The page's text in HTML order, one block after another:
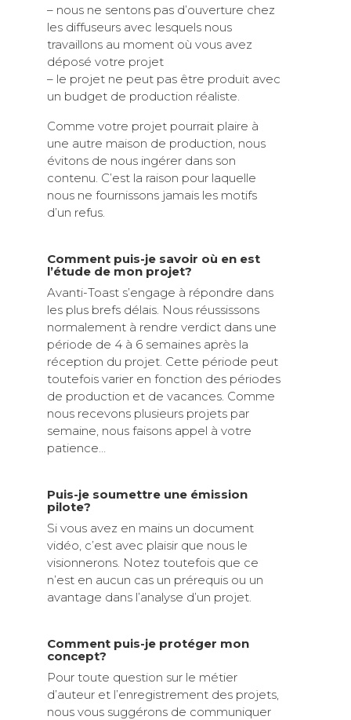
– nous ne sentons pas d’ouverture chez
les diffuseurs avec lesquels nous
travaillons au moment où vous avez
déposé votre projet
– le projet ne peut pas être produit avec
un budget de production réaliste.
Comme votre projet pourrait plaire à
une autre maison de production, nous
évitons de nous ingérer dans son
contenu. C’est la raison pour laquelle
nous ne fournissons jamais les motifs
d’un refus.
Comment puis-je savoir où en est
l’étude de mon projet?
Avanti-Toast s’engage à répondre dans
les plus brefs délais. Nous réussissons
normalement à rendre verdict dans une
période de 4 à 6 semaines après la
réception du projet. Cette période peut
toutefois varier en fonction des périodes
de production et de vacances. Comme
nous recevons plusieurs projets par
semaine, nous faisons appel à votre
patience…
Puis-je soumettre une émission
pilote?
Si vous avez en mains un document
vidéo, c’est avec plaisir que nous le
visionnerons. Notez toutefois que ce
n’est en aucun cas un prérequis ou un
avantage dans l’analyse d’un projet.
Comment puis-je protéger mon
concept?
Pour toute question sur le métier
d’auteur et l’enregistrement des projets,
nous vous suggérons de communiquer